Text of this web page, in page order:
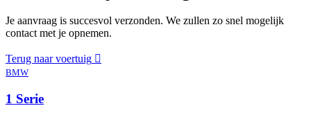
Je aanvraag is succesvol verzonden. We zullen zo snel mogelijk
contact met je opnemen.
Terug naar voertuig
BMW
1 Serie